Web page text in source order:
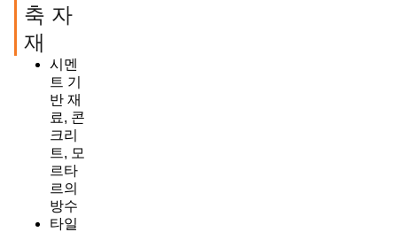
축 자
재
시멘
트 기
반 재
료, 콘
크리
트, 모
르타
르의
방수
타일